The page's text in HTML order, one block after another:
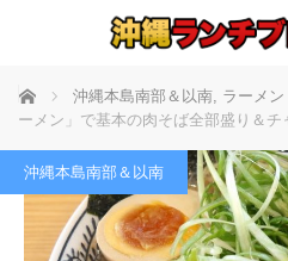
ホーム 沖縄本島南部＆以南, ラーメン
ーメン」で基本の肉そば全部盛り＆チ
沖縄本島南部＆以南